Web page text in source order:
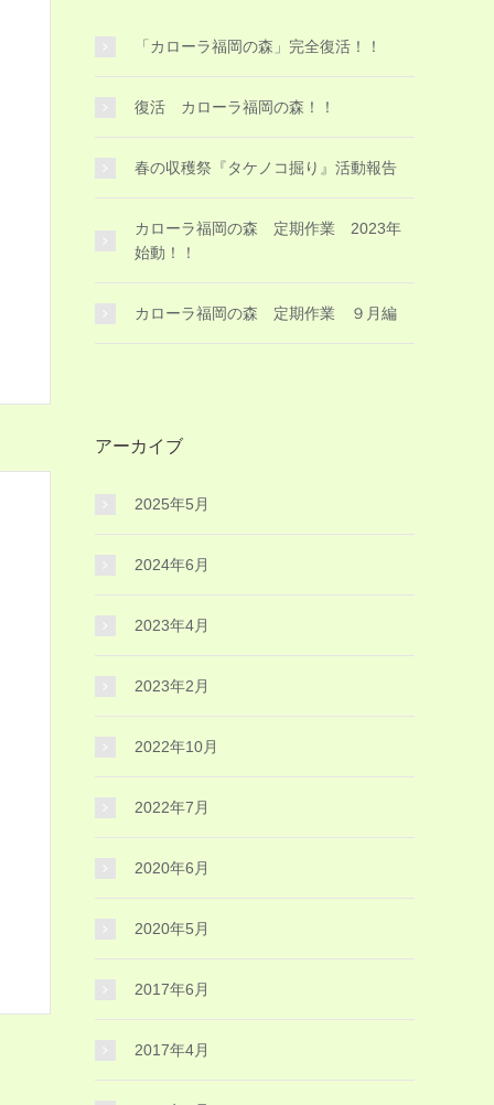
「カローラ福岡の森」完全復活！！
復活 カローラ福岡の森！！
春の収穫祭『タケノコ掘り』活動報告
カローラ福岡の森 定期作業 2023年
始動！！
カローラ福岡の森 定期作業 ９月編
アーカイブ
2025年5月
2024年6月
2023年4月
2023年2月
2022年10月
2022年7月
2020年6月
2020年5月
2017年6月
2017年4月